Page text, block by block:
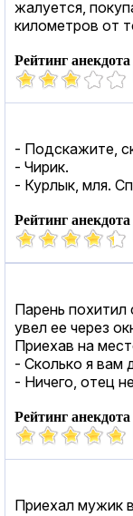
жалуется,
километров от
Рейтинг анекдота
- Подскажите,
- Чирик.
- Курлык, мля.
Рейтинг анекдота
Парень
увел ее через
Приехав на
- Сколько я вам
- Ничего, отец
Рейтинг анекдота
Приехал мужик